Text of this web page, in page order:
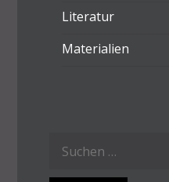
Literatur
Materialien
nach: